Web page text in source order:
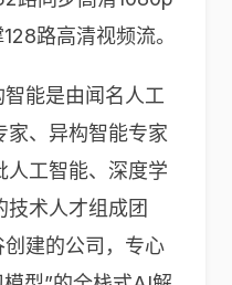
路高清视频流。
能是由闻名人工
家、异构智能专家
人工智能、深度学
技术人才组成团
建的公司，专心